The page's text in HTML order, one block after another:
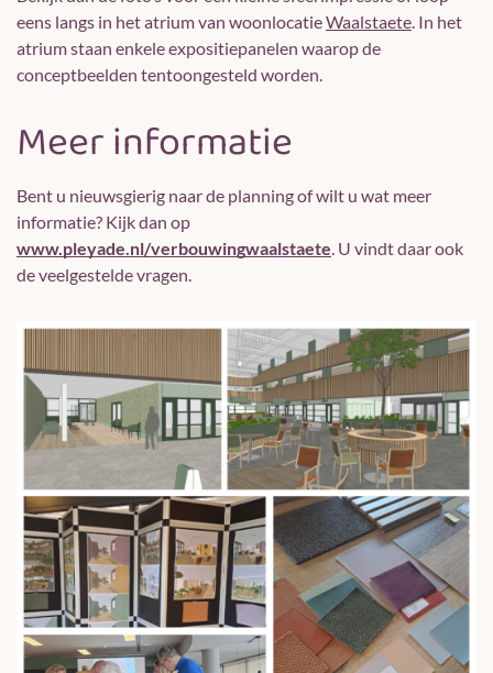
eens langs in het atrium van woonlocatieWaalstaete. In het
atrium staan enkele expositiepanelen waarop de
conceptbeelden tentoongesteld worden.
Meer informatie
Bent u nieuwsgierig naar de planning of wilt u wat meer
informatie? Kijk dan op
www.pleyade.nl/verbouwingwaalstaete. U vindt daar ook
de veelgestelde vragen.